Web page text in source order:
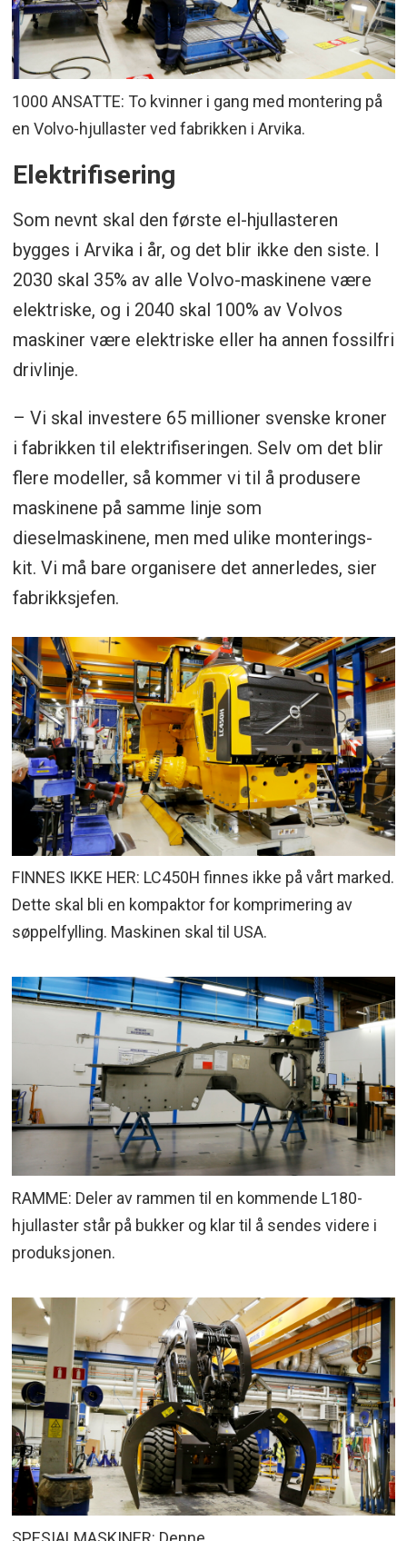
1000 ANSATTE: To kvinner i gang med montering på
en Volvo-hjullaster ved fabrikken i Arvika.
Elektrifisering
Som nevnt skal den første el-hjullasteren
bygges i Arvika i år, og det blir ikke den siste. I
2030 skal 35% av alle Volvo-maskinene være
elektriske, og i 2040 skal 100% av Volvos
maskiner være elektriske eller ha annen fossilfri
drivlinje.
– Vi skal investere 65 millioner svenske kroner
i fabrikken til elektrifiseringen. Selv om det blir
flere modeller, så kommer vi til å produsere
maskinene på samme linje som
dieselmaskinene, men med ulike monterings-
kit. Vi må bare organisere det annerledes, sier
fabrikksjefen.
FINNES IKKE HER: LC450H finnes ikke på vårt marked.
Dette skal bli en kompaktor for komprimering av
søppelfylling. Maskinen skal til USA.
RAMME: Deler av rammen til en kommende L180-
hjullaster står på bukker og klar til å sendes videre i
produksjonen.